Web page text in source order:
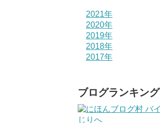
2021年
2020年
2019年
2018年
2017年
ブログランキング